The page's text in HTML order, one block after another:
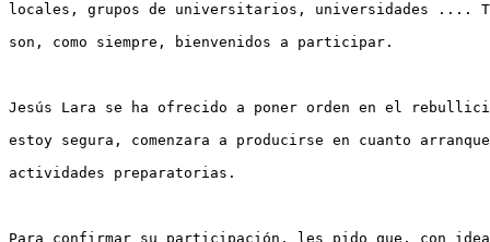
locales, grupos de universitarios, universidades ....
son, como siempre, bienvenidos a participar.
Jesús Lara se ha ofrecido a poner orden en el
estoy segura, comenzara a producirse en cuanto
actividades preparatorias.
Para confirmar su participación, les pido que, con